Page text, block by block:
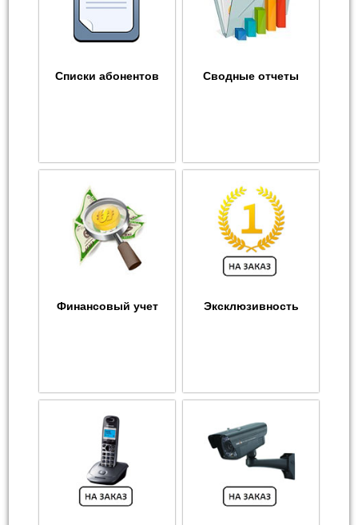
Списки абонентов Сводные отчеты
Финансовый учет Эксклюзивность